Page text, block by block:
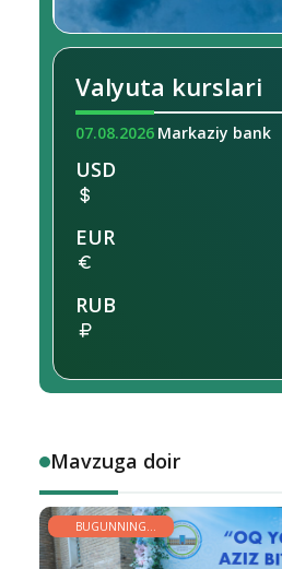
Valyuta kurslari
07.08.2026 Markaziy bank
USD
EUR
RUB
Mavzuga doir
BUGUNNING
YOSHLARI